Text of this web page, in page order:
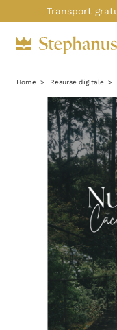
Transport
Home Resurse digitale